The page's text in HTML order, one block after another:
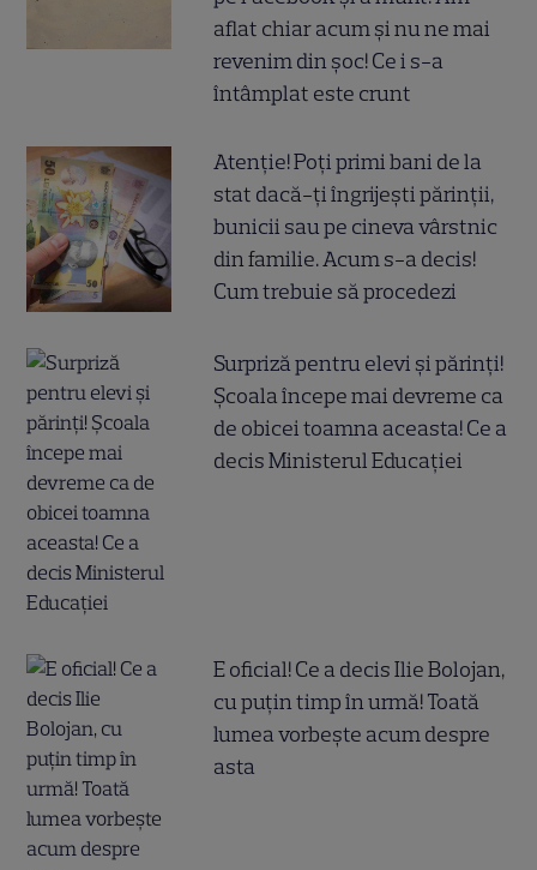
aflat chiar acum și nu ne mai
revenim din șoc! Ce i s-a
întâmplat este crunt
Atenție! Poți primi bani de la
stat dacă-ți îngrijești părinții,
bunicii sau pe cineva vârstnic
din familie. Acum s-a decis!
Cum trebuie să procedezi
Surpriză pentru elevi și părinți!
Școala începe mai devreme ca
de obicei toamna aceasta! Ce a
decis Ministerul Educației
E oficial! Ce a decis Ilie Bolojan,
cu puțin timp în urmă! Toată
lumea vorbește acum despre
asta